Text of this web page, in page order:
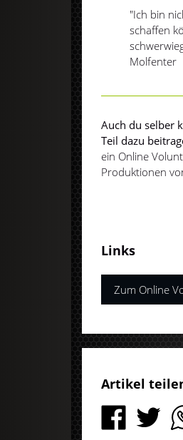
"Ich bin
schaffen
Molfenter
Auch du selber
Teil dazu
ein Online
Produktionen
Links
Artikel